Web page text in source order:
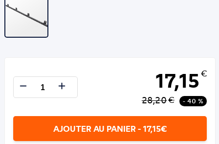
17,15 €
28,20€ - 40 %
AJOUTER AU PANIER - 17,15€